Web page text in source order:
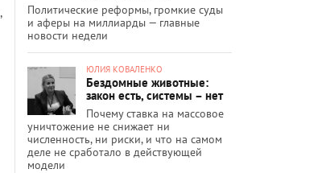
Политические реформы, громкие суды
и аферы на миллиарды — главные
новости недели
ЮЛИЯ КОВАЛЕНКО
Бездомные животные:
закон есть, системы – нет
Почему ставка на массовое
уничтожение не снижает ни
численность, ни риски, и что на самом
деле не сработало в действующей
модели